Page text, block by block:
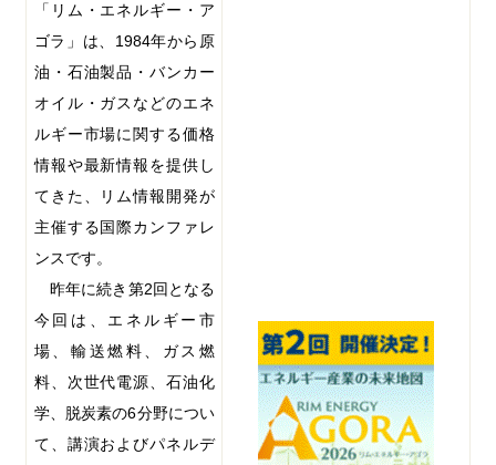
「リム・エネルギー・ア
ゴラ」は、 1984年から原
油・石油製品・バンカー
オイル・ガスなどのエネ
ルギー市場に関する価格
情報や最新情報を提供し
てきた、リム情報開発が
主催する国際カンファレ
ンスです。
昨年に続き第2回となる
今回は、エネルギー市
場、輸送燃料、ガス燃
料、次世代電源、石油化
学、脱炭素の6分野につい
て、講演およびパネルデ